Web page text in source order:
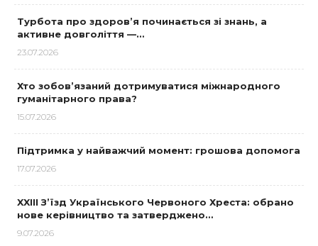
Турбота про здоров’я починається зі знань, а
активне довголіття —…
23.07.2026
Хто зобов’язаний дотримуватися міжнародного
гуманітарного права?
15.07.2026
Підтримка у найважчий момент: грошова допомога
17.07.2026
XXIII З’їзд Українського Червоного Хреста: обрано
нове керівництво та затверджено…
9.07.2026